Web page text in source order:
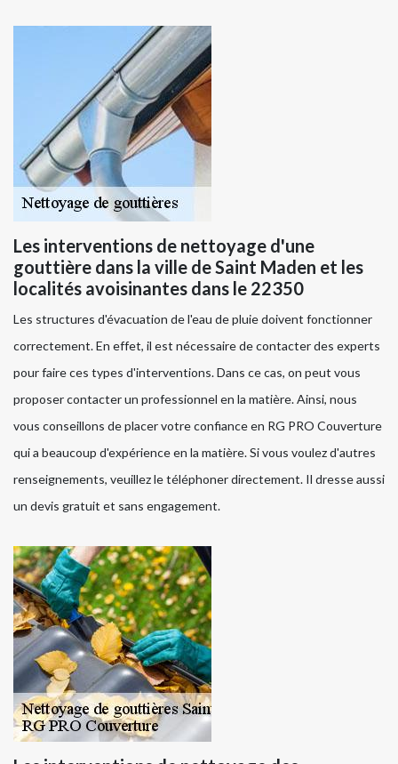
Les interventions de nettoyage d'une
gouttière dans la ville de Saint Maden et les
localités avoisinantes dans le 22350
Les structures d'évacuation de l'eau de pluie doivent fonctionner
correctement. En effet, il est nécessaire de contacter des experts
pour faire ces types d'interventions. Dans ce cas, on peut vous
proposer contacter un professionnel en la matière. Ainsi, nous
vous conseillons de placer votre confiance en RG PRO Couverture
qui a beaucoup d'expérience en la matière. Si vous voulez d'autres
renseignements, veuillez le téléphoner directement. Il dresse aussi
un devis gratuit et sans engagement.